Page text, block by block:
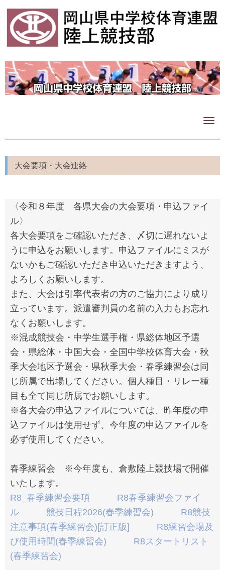
N
v
a
大会要項・大会連絡
〈令和８年度 各県大会の大会要項・申込ファイ
ル〉
各大会要項をご確認いただき、〆切に遅れないよ
うに申込をお願いします。申込ファイルにミスが
ないかもご確認いただき申込いただきますよう、
よろしくお願いします。
また、大会は引率代表者の方のご協力により成り
立っています。派遣審判員の名前の入力もお忘れ
なくお願いします。
※混成競技会・中学生選手権・県総体地区予選
会・県総体・中国大会・全国中学校体育大会・秋
季大会地区予選会・県秋季大会・春季練習会は同
じ所属で出場してください。個人種目・リレー種
目も全て同じ所属でお願いします。
※各大会の申込ファイルについては、昨年度の申
込ファイルは使用せず、今年度の申込ファイルを
必ず使用してください。
春季練習会 ※今年度も、倉敷陸上競技場で開催
いたします。
R8_春季練習会要項
R8春季練習会ファイ
ル
競技日程2026(春季練習会)
R8競技
注意事項(春季練習会)[訂正版]
R8練習会場及
び使用時間(春季練習会)
R8スタートリスト
(春季練習会)